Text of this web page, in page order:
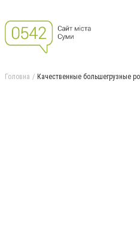
Головна Качественные большегрузные